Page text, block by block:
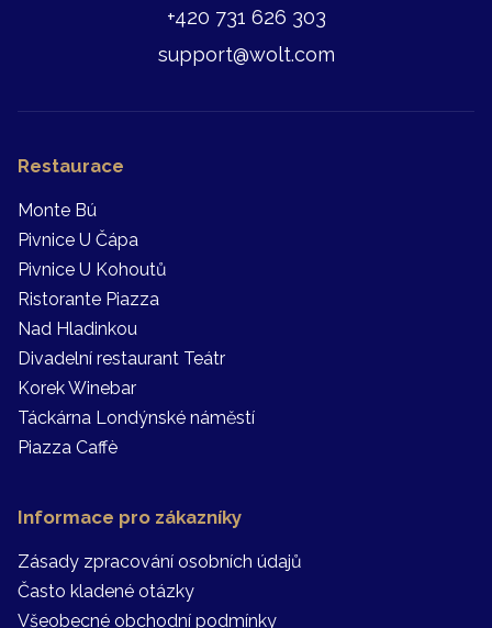
+420 731 626 303
support@wolt.com
Restaurace
Monte Bú
Pivnice U Čápa
Pivnice U Kohoutů
Ristorante Piazza
Nad Hladinkou
Divadelní restaurant Teátr
Korek Winebar
Táckárna Londýnské náměstí
Piazza Caffè
Informace pro zákazníky
Zásady zpracování osobních údajů
Často kladené otázky
Všeobecné obchodní podmínky